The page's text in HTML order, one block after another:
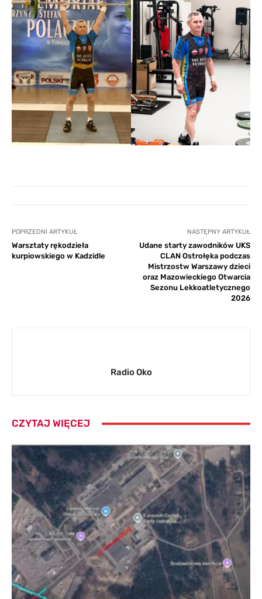
POPRZEDNI ARTYKUŁ
Warsztaty rękodzieła
kurpiowskiego w Kadzidle
NASTĘPNY ARTYKUŁ
Udane starty zawodników UKS
CLAN Ostrołęka podczas
Mistrzostw Warszawy dzieci
oraz Mazowieckiego Otwarcia
Sezonu Lekkoatletycznego
2026
Radio Oko
CZYTAJ WIĘCEJ